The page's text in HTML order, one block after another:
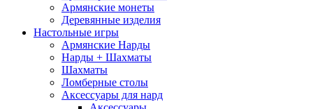
Армянские монеты
Деревянные изделия
Настольные игры
Армянские Нарды
Нарды + Шахматы
Шахматы
Ломберные столы
Аксессуары для нард